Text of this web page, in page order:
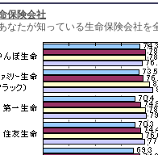
保険会社
なたが知っている生命保険会社